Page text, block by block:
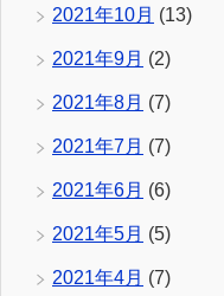
2021年10月 (13)
2021年9月 (2)
2021年8月 (7)
2021年7月 (7)
2021年6月 (6)
2021年5月 (5)
2021年4月 (7)